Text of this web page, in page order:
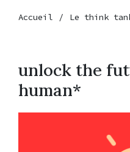
Accueil Le think
unlock the
human*